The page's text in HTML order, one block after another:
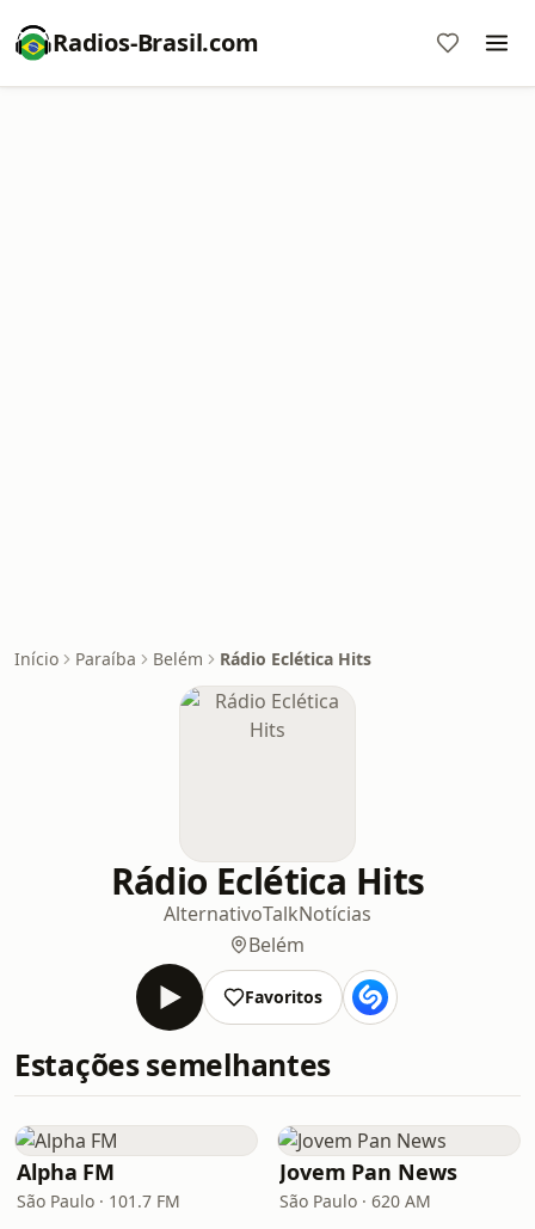
Radios-Brasil.com
Início Paraíba Belém Rádio Eclética Hits
Rádio Eclética Hits
AlternativoTalkNotícias
Belém
Favoritos
Estações semelhantes
Alpha FM
São Paulo · 101.7 FM
Jovem Pan News
São Paulo · 620 AM